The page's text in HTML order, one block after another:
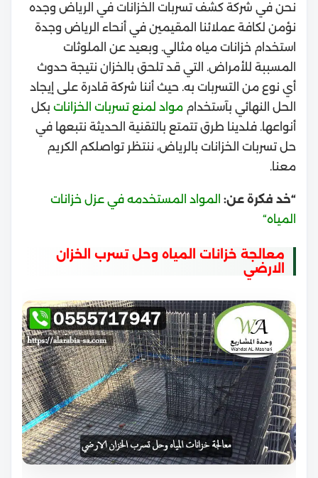
نحن في شركة كشف تسربات الخزانات في الرياض وجده
نؤمن لكافة عملائنا المقيمين في أنحاء الرياض وجدة
استخدام خزانات مياه مثالي. وبعيد عن الملوثات
المسببة للأمراض. التي قد تلحق بالخزان نتيجة حدوث
أي نوع من التسربات به. حيث أننا شركة قادرة على إيجاد
الحل النهائي بآستخدام مواد لمنع تسربات الخزانات بكل
أنواعها. فلدينا طرق تتمتع بالتقنية الحديثة نتبعها في
حل تسربات الخزانات بالرياض، ننتظر تواصلكم الكريم
معنا.
“خد فكرة عن: المواد المستخدمه في عزل خزانات
المياه“
معالجة خزانات المياه وحل تسرب الخزان
الارضي